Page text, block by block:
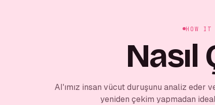
HOW IT
Nasıl
AI'ımız insan vücut duruşunu analiz eder
yeniden çekim yapmadan